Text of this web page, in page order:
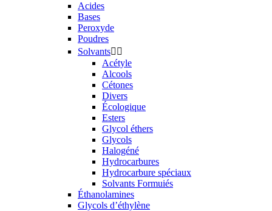
Acides
Bases
Peroxyde
Poudres
Solvants 
Acétyle
Alcools
Cétones
Divers
Écologique
Esters
Glycol éthers
Glycols
Halogéné
Hydrocarbures
Hydrocarbure spéciaux
Solvants Formuiés
Éthanolamines
Glycols d’éthylène